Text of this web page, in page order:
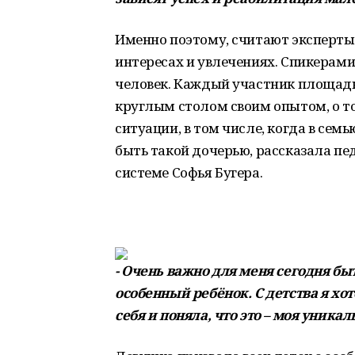
Именно поэтому, считают
интересах и увлечениях.
человек. Каждый участник
круглым столом своим опытом, о
ситуации, в том числе, когда в
быть такой дочерью, рассказала
системе Софья Бугера.
- Очень важно для меня сегодня
особенный ребёнок. С детства я
себя и поняла, что это – моя